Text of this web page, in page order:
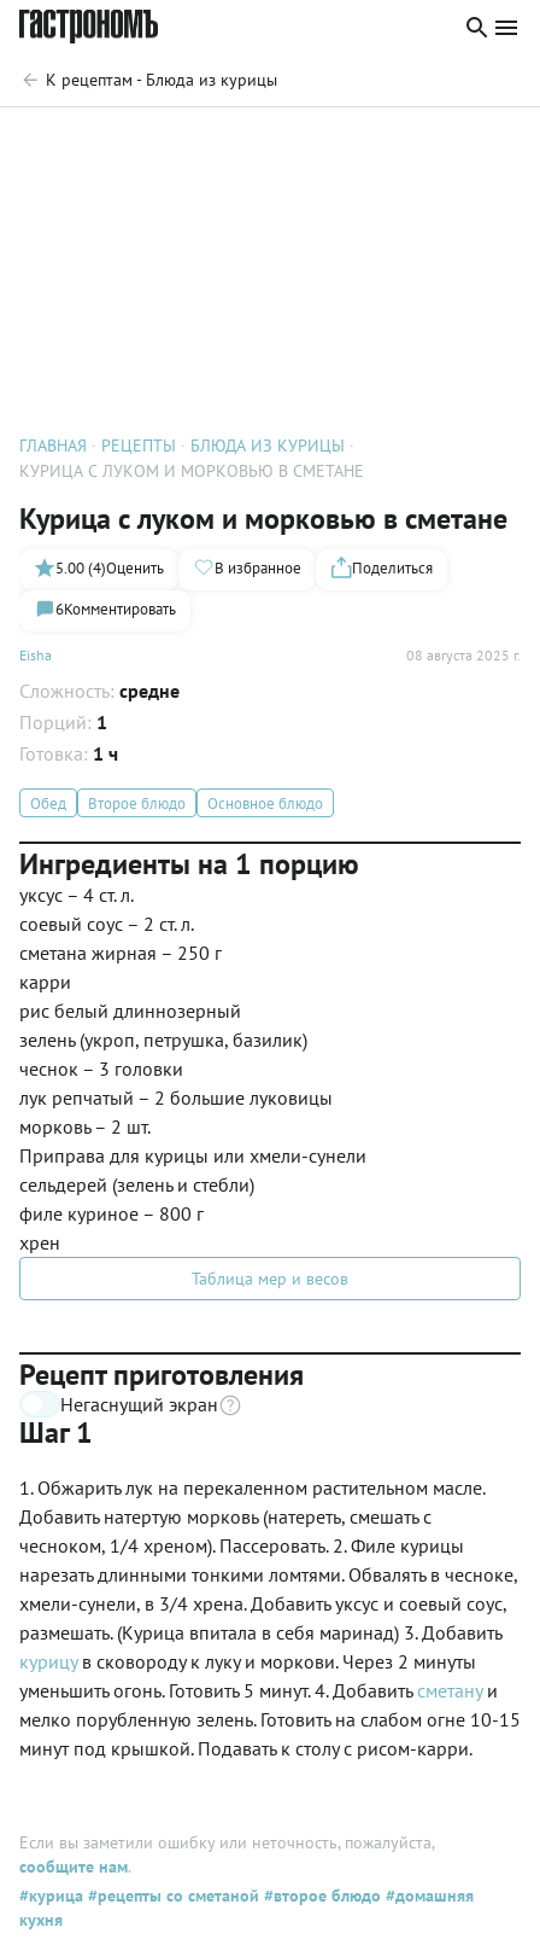
К рецептам - Блюда из курицы
ГЛАВНАЯ РЕЦЕПТЫ
БЛЮДА ИЗ КУРИЦЫ
КУРИЦА С ЛУКОМ И МОРКОВЬЮ В СМЕТАНЕ
Курица с луком и морковью в сметане
Eisha 08 августа 2025 г.
5.00 (4)Оценить В избранное
Поделиться
6Комментировать
Сложность: средне
Порций: 1
Готовка: 1 ч
Обед Второе блюдо Основное блюдо
Ингредиенты на 1 порцию
уксус – 4 ст. л.
соевый соус – 2 ст. л.
сметана жирная – 250 г
карри
рис белый длиннозерный
зелень (укроп, петрушка, базилик)
чеснок – 3 головки
лук репчатый – 2 большие луковицы
морковь – 2 шт.
Приправа для курицы или хмели-сунели
сельдерей (зелень и стебли)
филе куриное – 800 г
хрен
Таблица мер и весов
Рецепт приготовления
Негаснущий экран
Шаг 1
1. Обжарить лук на перекаленном растительном масле.
Добавить натертую морковь (натереть, смешать с
чесноком, 1/4 хреном). Пассеровать. 2. Филе курицы
нарезать длинными тонкими ломтями. Обвалять в чесноке,
хмели-сунели, в 3/4 хрена. Добавить уксус и соевый соус,
размешать. (Курица впитала в себя маринад) 3. Добавить
курицув сковороду к луку и моркови. Через 2 минуты
уменьшить огонь. Готовить 5 минут. 4. Добавить сметану и
мелко порубленную зелень. Готовить на слабом огне 10-15
минут под крышкой. Подавать к столу с рисом-карри.
Если вы заметили ошибку или неточность, пожалуйста,
сообщите нам.
#курица #рецепты со сметаной #второе блюдо #домашняя
кухня